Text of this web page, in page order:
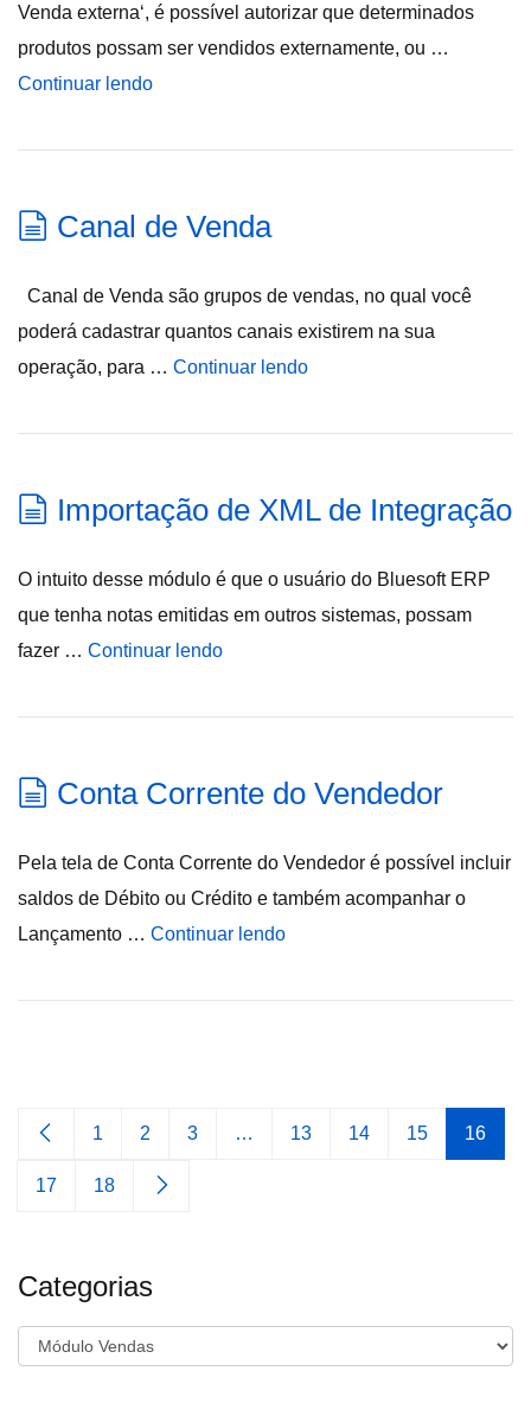
Venda externa‘, é possível autorizar que determinados
produtos possam ser vendidos externamente, ou …
Continuar lendo
Canal de Venda
Canal de Venda são grupos de vendas, no qual você
poderá cadastrar quantos canais existirem na sua
operação, para … Continuar lendo
Importação de XML de Integração
O intuito desse módulo é que o usuário do Bluesoft ERP
que tenha notas emitidas em outros sistemas, possam
fazer … Continuar lendo
Conta Corrente do Vendedor
Pela tela de Conta Corrente do Vendedor é possível incluir
saldos de Débito ou Crédito e também acompanhar o
Lançamento … Continuar lendo
1 2 3 … 13 14 15 16
17 18
Categorias
Categorias